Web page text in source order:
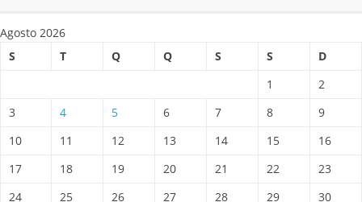
Agosto 2026
S
T Q Q S S
D
1
2
3
4 5 6 7 8
9
10
11 12 13 14 15
16
17
18 19 20 21 22
23
24
25 26 27 28 29
30